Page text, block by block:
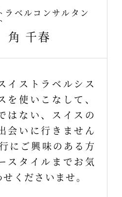
ラベルコンサルタン
角 千春
イストラベルシス
を使いこなして、
はない、スイスの
会いに行きません
にご興味のある方
スタイルまでお気
くださいませ。